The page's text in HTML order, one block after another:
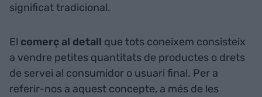
significat tradicional.
El comerç al detall que tots coneixem consisteix
a vendre petites quantitats de productes o drets
de servei al consumidor o usuari final. Per a
referir-nos a aquest concepte, a més de les